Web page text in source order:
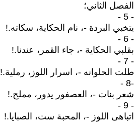
الفصل الثاني؛
- 5 -
يتخبي البردة -، نام الحكاية، سكاته.!
- 6 -
بقلبي الحكاية -، جاء القمر، عندنا.!
- 7 -
طلت الحلوانه -، اسرار اللوز، رملية.!
-8 -
شعر بنات -، العصفور يدور، مملح.!
- 9 -
اتباهى اللوز -، المحبة ست، الصبايا.!